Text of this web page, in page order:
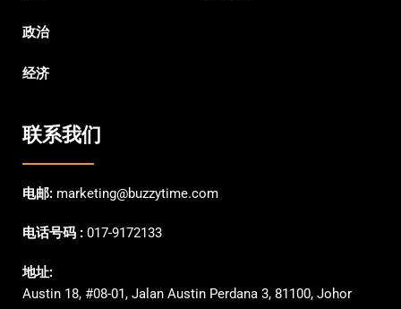
政治
经济
联系我们
电邮: marketing@buzzytime.com
电话号码 : 017-9172133
地址:
Austin 18, #08-01, Jalan Austin Perdana 3, 81100, Johor